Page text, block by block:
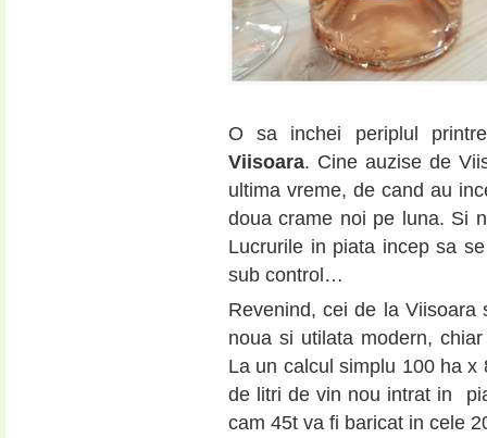
O sa inchei periplul
Viisoara. Cine auzise de
ultima vreme, de cand au
doua crame noi pe luna. Si
Lucrurile in piata incep sa
sub control…
Revenind, cei de la Viisoara
noua si utilata modern,
La un calcul simplu 100 ha
de litri de vin nou intrat in
cam 45t va fi baricat in cele